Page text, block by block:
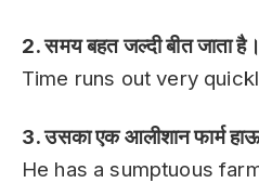
2. समय बहत जल्दी बीत जाता है।
Time runs out very
3. उसका एक आलीशान फार्म
He has a sumptuous